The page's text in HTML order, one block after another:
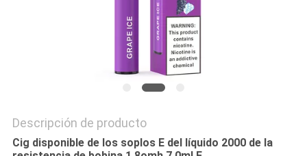
Descripción de producto
Cig disponible de los soplos E del líquido 2000 de la